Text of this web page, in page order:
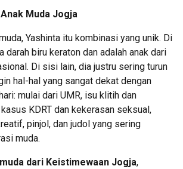
Muda Jogja
Yashinta itu kombinasi yang unik. Di
darah biru keraton dan adalah anak dari
Di sisi lain, dia justru sering turun
hal-hal yang sangat dekat dengan
mulai dari UMR, isu klitih dan
KDRT dan kekerasan seksual,
pinjol, dan judol yang sering
muda.
dari Keistimewaan Jogja,